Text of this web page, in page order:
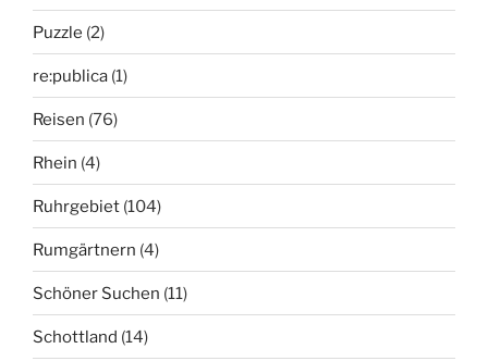
Puzzle (2)
re:publica (1)
Reisen (76)
Rhein (4)
Ruhrgebiet (104)
Rumgärtnern (4)
Schöner Suchen (11)
Schottland (14)